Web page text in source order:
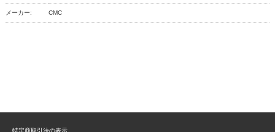
メーカー: CMC
特定商取引法の表示